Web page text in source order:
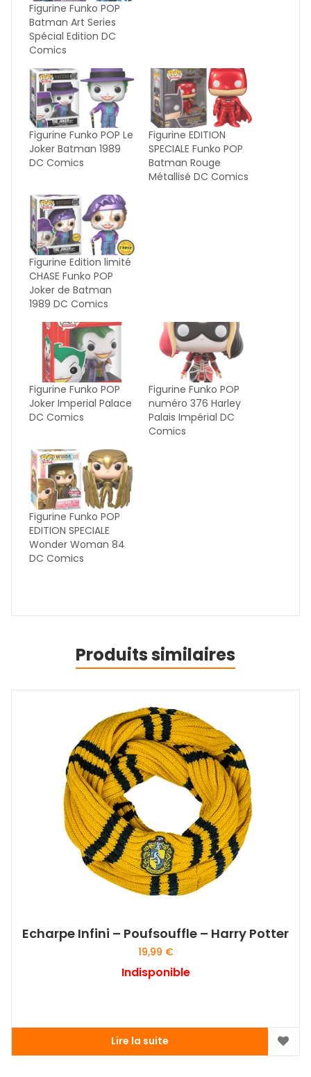
Figurine Funko POP
Batman Art Series
Spécial Edition DC
Comics
Figurine Funko POP Le
Joker Batman 1989
DC Comics
Figurine EDITION
SPECIALE Funko POP
Batman Rouge
Métallisé DC Comics
Figurine Edition limité
CHASE Funko POP
Joker de Batman
1989 DC Comics
Figurine Funko POP
Joker Imperial Palace
DC Comics
Figurine Funko POP
numéro 376 Harley
Palais Impérial DC
Comics
Figurine Funko POP
EDITION SPECIALE
Wonder Woman 84
DC Comics
Produits similaires
Echarpe Infini – Poufsouffle – Harry Potter
19,99 €
Indisponible
Lire la suite